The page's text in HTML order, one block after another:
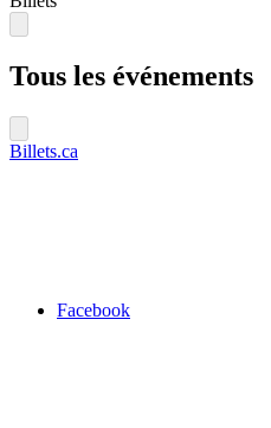
Tous les événements
Billets.ca
Facebook